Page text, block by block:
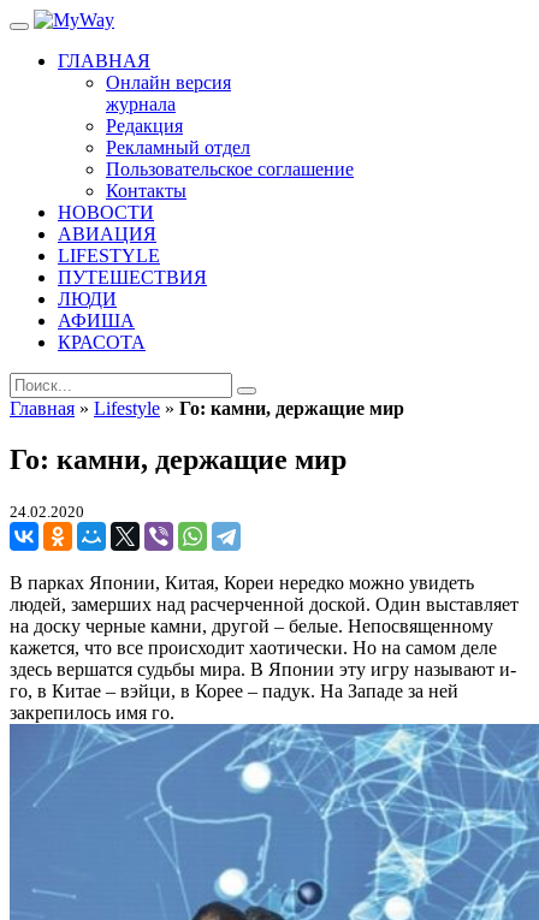
ГЛАВНАЯ
Онлайн версия
журнала
Редакция
Рекламный отдел
Пользовательское соглашение
Контакты
НОВОСТИ
АВИАЦИЯ
LIFESTYLE
ПУТЕШЕСТВИЯ
ЛЮДИ
АФИША
КРАСОТА
Главная » Lifestyle » Го: камни, держащие мир
Го: камни, держащие мир
24.02.2020
В парках Японии, Китая, Кореи нередко можно увидеть
людей, замерших над расчерченной доской. Один выставляет
на доску черные камни, другой – белые. Непосвященному
кажется, что все происходит хаотически. Но на самом деле
здесь вершатся судьбы мира. В Японии эту игру называют и-
го, в Китае – вэйци, в Корее – падук. На Западе за ней
закрепилось имя го.